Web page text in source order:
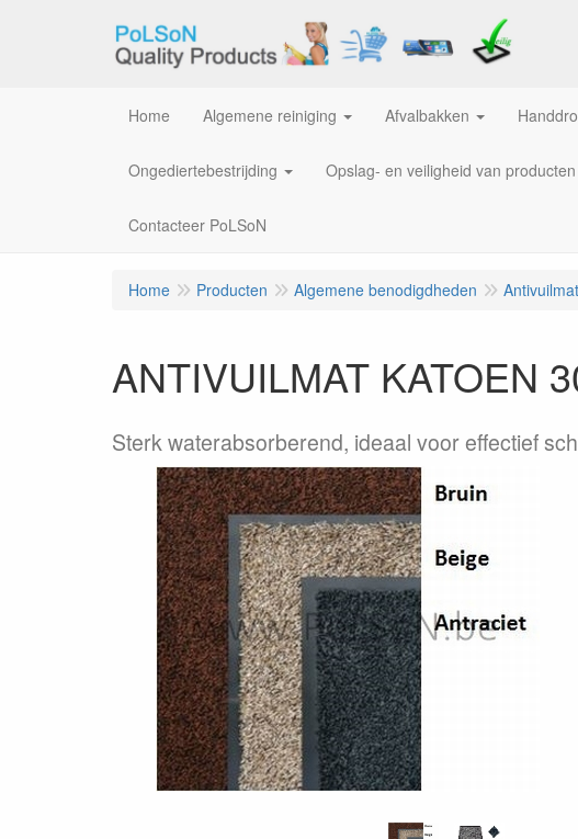
Home Algemene reiniging Afvalbakken
Ongediertebestrijding Opslag- en veiligheid van producten
Contacteer PoLSoN
Home Producten Algemene benodigdheden
ANTIVUILMAT KATOEN
Sterk waterabsorberend, ideaal voor effectief